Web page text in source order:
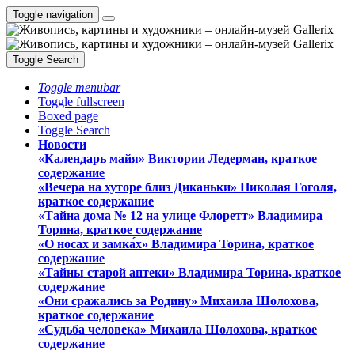
Toggle navigation
Toggle Search
Toggle menubar
Toggle fullscreen
Boxed page
Toggle Search
Новости
«Календарь майя» Виктории Ледерман, краткое
содержание
«Вечера на хуторе близ Диканьки» Николая Гоголя,
краткое содержание
«Тайна дома № 12 на улице Флоретт» Владимира
Торина, краткое содержание
«О носах и замка́х» Владимира Торина, краткое
содержание
«Тайны старой аптеки» Владимира Торина, краткое
содержание
«Они сражались за Родину» Михаила Шолохова,
краткое содержание
«Судьба человека» Михаила Шолохова, краткое
содержание